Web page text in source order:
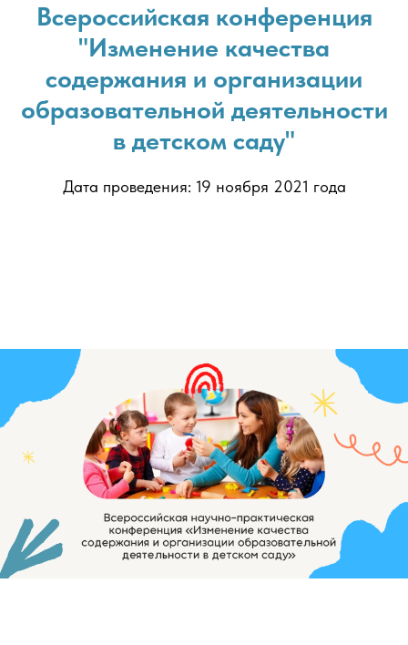
Всероссийская конференция
"Изменение качества
содержания и организации
образовательной деятельности
в детском саду"
Дата проведения: 19 ноября 2021 года